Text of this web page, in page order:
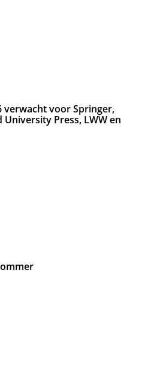
verwacht voor Springer,
Press, LWW en